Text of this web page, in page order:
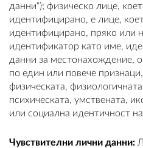
данни“); физическо лице,
идентифицирано, е лице,
идентифицирано, пряко или
идентификатор като име,
данни за местонахождение,
по един или повече
физическата,
психическата, умствената,
или социална идентичност
Чувствителни лични данни: